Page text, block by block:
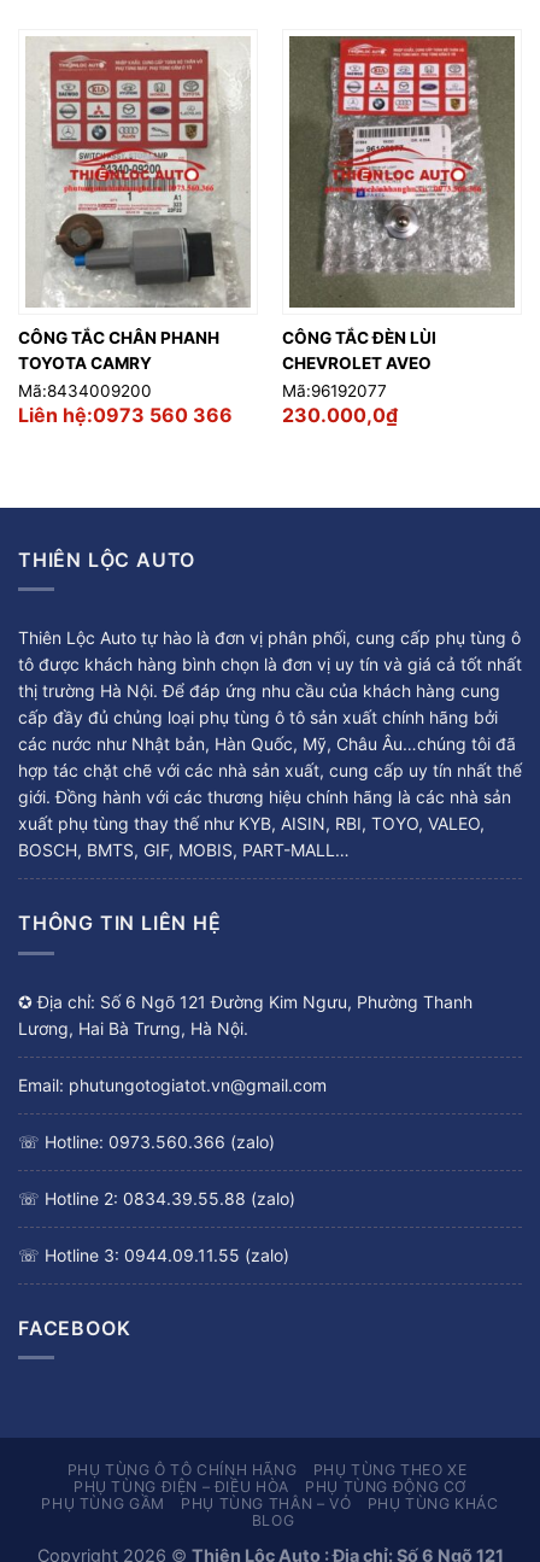
CÔNG TẮC CHÂN PHANH
TOYOTA CAMRY
Mã:8434009200
Liên hệ:0973 560 366
CÔNG TẮC ĐÈN LÙI
CHEVROLET AVEO
Mã:96192077
230.000,0₫
THIÊN LỘC AUTO
Thiên Lộc Auto tự hào là đơn vị phân phối, cung cấp phụ tùng ô
tô được khách hàng bình chọn là đơn vị uy tín và giá cả tốt nhất
thị trường Hà Nội. Để đáp ứng nhu cầu của khách hàng cung
cấp đầy đủ chủng loại phụ tùng ô tô sản xuất chính hãng bởi
các nước như Nhật bản, Hàn Quốc, Mỹ, Châu Âu…chúng tôi đã
hợp tác chặt chẽ với các nhà sản xuất, cung cấp uy tín nhất thế
giới. Đồng hành với các thương hiệu chính hãng là các nhà sản
xuất phụ tùng thay thế như KYB, AISIN, RBI, TOYO, VALEO,
BOSCH, BMTS, GIF, MOBIS, PART-MALL…
THÔNG TIN LIÊN HỆ
✪ Địa chỉ: Số 6 Ngõ 121 Đường Kim Ngưu, Phường Thanh
Lương, Hai Bà Trưng, Hà Nội.
Email: phutungotogiatot.vn@gmail.com
☏ Hotline: 0973.560.366 (zalo)
☏ Hotline 2: 0834.39.55.88 (zalo)
☏ Hotline 3: 0944.09.11.55 (zalo)
FACEBOOK
PHỤ TÙNG Ô TÔ CHÍNH HÃNG
PHỤ TÙNG THEO XE
PHỤ TÙNG ĐIỆN – ĐIỀU HÒA
PHỤ TÙNG ĐỘNG CƠ
PHỤ TÙNG GẦM
PHỤ TÙNG THÂN – VỎ
PHỤ TÙNG KHÁC
BLOG
Copyright 2026 © Thiên Lộc Auto : Địa chỉ: Số 6 Ngõ 121